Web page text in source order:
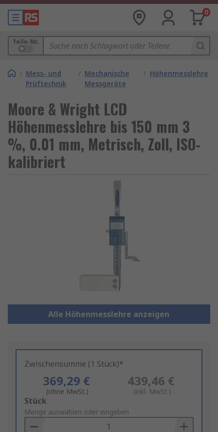
0
Teile-Nr.
/ Mess- und
Prüftechnik
/ Mechanische
Messgeräte
/ Höhenmesslehre
Moore & Wright LCD
Höhenmesslehre bis 150 mm 3
%, 0.01 mm, Metrisch, Zoll, ISO-
kalibriert
Alle Höhenmesslehre anzeigen
Zwischensumme (1 Stück)*
369,29 €
(ohne MwSt.)
439,46 €
(inkl. MwSt.)
Add
to
Basket
Stück
Menge auswählen oder eingeben